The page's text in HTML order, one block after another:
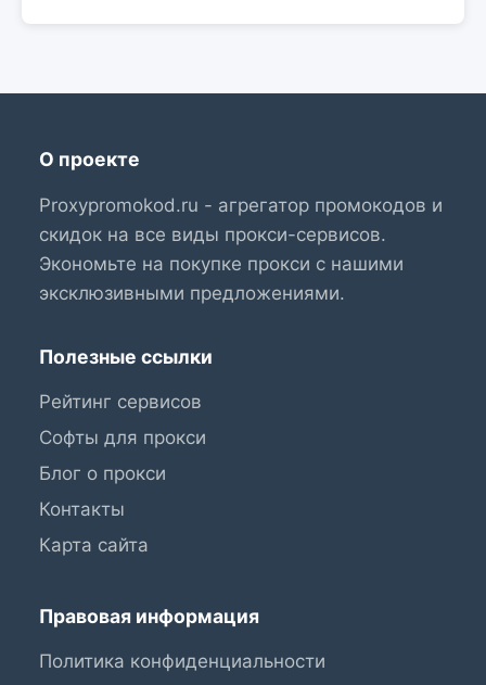
О проекте
Proxypromokod.ru - агрегатор промокодов и
скидок на все виды прокси-сервисов.
Экономьте на покупке прокси с нашими
эксклюзивными предложениями.
Полезные ссылки
Рейтинг сервисов
Софты для прокси
Блог о прокси
Контакты
Карта сайта
Правовая информация
Политика конфиденциальности